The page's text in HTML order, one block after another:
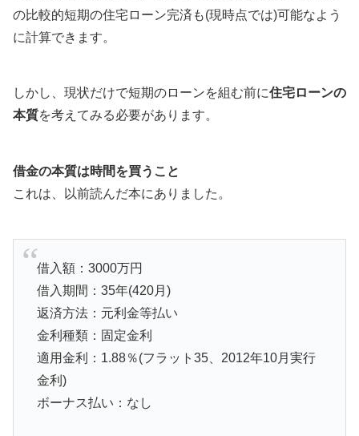
の比較的短期の住宅ローン完済も(現時点では)可能なよう
に計算できます。
しかし、現状だけで短期のローンを組む前に住宅ローンの
本質を考えてみる必要があります。
借金の本質は時間を買うこと
これは、以前読んだ本にありました。
借入額：3000万円
借入期間：35年(420月)
返済方法：元利金等払い
金利種類：固定金利
適用金利：1.88％(フラット35、2012年10月実行
金利)
ボーナス払い：なし